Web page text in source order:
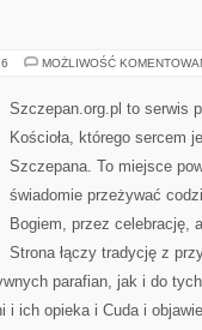
MOŻLIWOŚĆ
Szczepan.org.pl to serwis
Kościoła, którego sercem
Szczepana. To miejsce
świadomie przeżywać
Bogiem, przez celebrację,
Strona łączy tradycję z
parafian, jak i do
i ich opieka i Cuda i